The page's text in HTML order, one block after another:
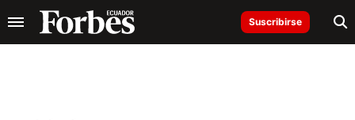
Suscribirse